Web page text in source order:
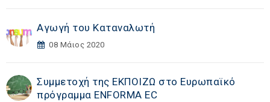
Αγωγή του Καταναλωτή
08 Μάιος 2020
Συμμετοχή της ΕΚΠΟΙΖΩ στο Ευρωπαϊκό
πρόγραμμα ENFORMA EC